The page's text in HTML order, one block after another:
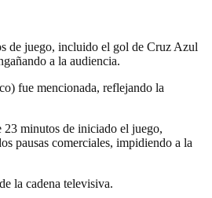
de juego, incluido el gol de Cruz Azul
a la audiencia.
fue mencionada, reflejando la
23 minutos de iniciado el juego,
pausas comerciales, impidiendo a la
la cadena televisiva.